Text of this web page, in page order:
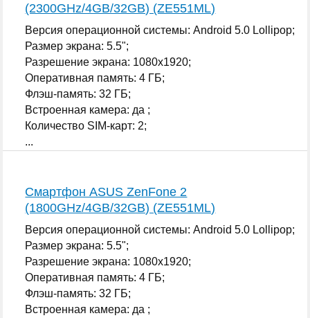
(2300GHz/4GB/32GB) (ZE551ML)
Версия операционной системы: Android 5.0 Lollipop;
Размер экрана: 5.5";
Разрешение экрана: 1080x1920;
Оперативная память: 4 ГБ;
Флэш-память: 32 ГБ;
Встроенная камера: да ;
Количество SIM-карт: 2;
...
Смартфон ASUS ZenFone 2
(1800GHz/4GB/32GB) (ZE551ML)
Версия операционной системы: Android 5.0 Lollipop;
Размер экрана: 5.5";
Разрешение экрана: 1080x1920;
Оперативная память: 4 ГБ;
Флэш-память: 32 ГБ;
Встроенная камера: да ;